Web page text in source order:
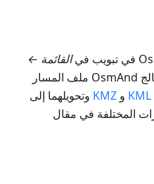
القائمة ←
. يعالج OsmAnd ملف المسار
KML و KMZ وتحويلهما إلى